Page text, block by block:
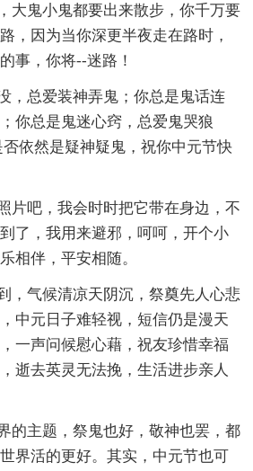
鬼小鬼都要出来散步，你千万要
，因为当你深更半夜走在路时，
事，你将--迷路！
总爱装神弄鬼；你总是鬼话连
你总是鬼迷心窍，总爱鬼哭狼
依然是疑神疑鬼，祝你中元节快
吧，我会时时把它带在身边，不
了，我用来避邪，呵呵，开个小
相伴，平安相随。
气候清凉天阴沉，祭奠先人心悲
中元日子难轻视，短信仍是漫天
一声问候慰心藉，祝友珍惜幸福
逝去英灵无法挽，生活进步亲人
主题，祭鬼也好，敬神也罢，都
界活的更好。其实，中元节也可